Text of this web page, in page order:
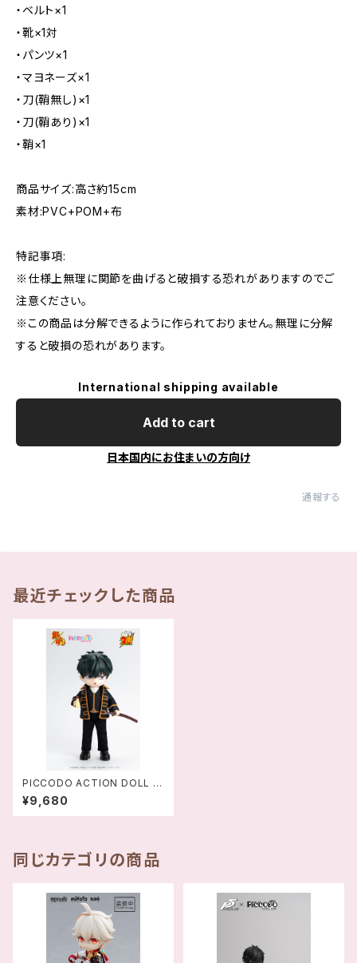
・ベルト×1
・靴×1対
・パンツ×1
・マヨネーズ×1
・刀(鞘無し)×1
・刀(鞘あり)×1
・鞘×1
商品サイズ:高さ約15cm
素材:PVC+POM+布
特記事項:
※仕様上無理に関節を曲げると破損する恐れがありますのでご
注意ください。
※この商品は分解できるように作られておりません。無理に分解
すると破損の恐れがあります。
International shipping available
Add to cart
日本国内にお住まいの方向け
通報する
最近チェックした商品
PICCODO ACTION DOLL 銀
魂 土方十四郎 デフォルメドール
- 4589565820316
¥9,680
同じカテゴリの商品